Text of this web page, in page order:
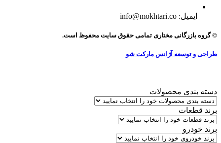
ایمیل: info@mokhtari.co
© گروه بازرگانی مختاری تمامی حقوق سایت محفوظ است.
طراحی و توسعه آژانس مارکت شو
دسته بندی محصولات
برند قطعات
برند خودرو